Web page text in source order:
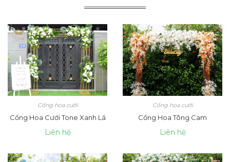
Cổng hoa cưới
Cổng Hoa Cưới Tone Xanh Lá
Liên hệ
Cổng hoa cưới
Cổng Hoa Tông Cam
Liên hệ